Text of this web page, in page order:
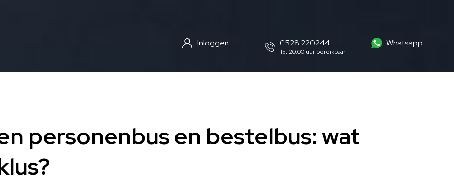
Whatsapp
0528 220244
Tot 20:00 uur bereikbaar
Inloggen
personenbus en bestelbus: wat